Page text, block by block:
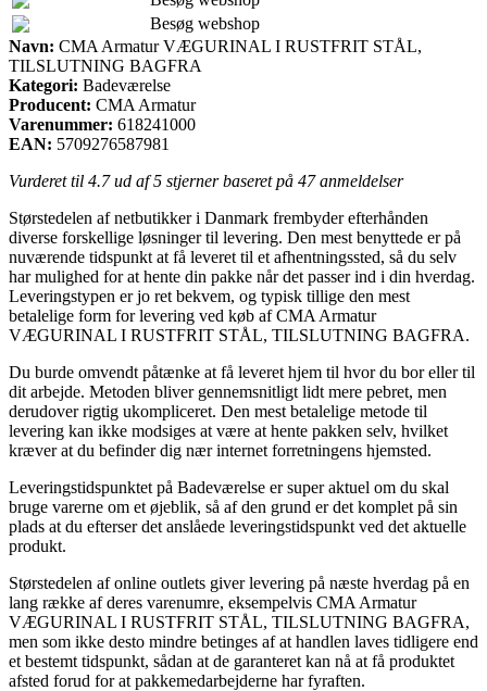
Besøg webshop
Navn: CMA Armatur VÆGURINAL I RUSTFRIT STÅL,
TILSLUTNING BAGFRA
Kategori: Badeværelse
Producent: CMA Armatur
Varenummer: 618241000
EAN: 5709276587981
Vurderet til 4.7ud af 5 stjerner baseret på 47anmeldelser
Størstedelen af netbutikker i Danmark frembyder efterhånden
diverse forskellige løsninger til levering. Den mest benyttede er på
nuværende tidspunkt at få leveret til et afhentningssted, så du selv
har mulighed for at hente din pakke når det passer ind i din hverdag.
Leveringstypen er jo ret bekvem, og typisk tillige den mest
betalelige form for levering ved køb af CMA Armatur
VÆGURINAL I RUSTFRIT STÅL, TILSLUTNING BAGFRA.
Du burde omvendt påtænke at få leveret hjem til hvor du bor eller til
dit arbejde. Metoden bliver gennemsnitligt lidt mere pebret, men
derudover rigtig ukompliceret. Den mest betalelige metode til
levering kan ikke modsiges at være at hente pakken selv, hvilket
kræver at du befinder dig nær internet forretningens hjemsted.
Leveringstidspunktet på Badeværelse er super aktuel om du skal
bruge varerne om et øjeblik, så af den grund er det komplet på sin
plads at du efterser det anslåede leveringstidspunkt ved det aktuelle
produkt.
Størstedelen af online outlets giver levering på næste hverdag på en
lang række af deres varenumre, eksempelvis CMA Armatur
VÆGURINAL I RUSTFRIT STÅL, TILSLUTNING BAGFRA,
men som ikke desto mindre betinges af at handlen laves tidligere end
et bestemt tidspunkt, sådan at de garanteret kan nå at få produktet
afsted forud for at pakkemedarbejderne har fyraften.